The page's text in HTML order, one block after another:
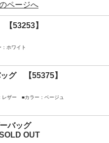
ページへ
53253】
ホワイト
グ 【55375】
ザー ■カラー：ベージュ
バッグ
OUT